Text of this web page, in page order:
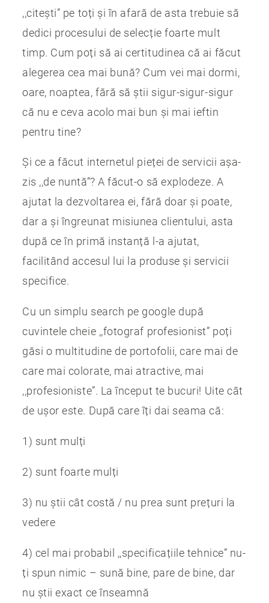
,,citești” pe toți și în afară de asta trebuie să
dedici procesului de selecție foarte mult
timp. Cum poți să ai certitudinea că ai făcut
alegerea cea mai bună? Cum vei mai dormi,
oare, noaptea, fără să știi sigur-sigur-sigur
că nu e ceva acolo mai bun și mai ieftin
pentru tine?
Și ce a făcut internetul pieței de servicii așa-
zis ,,de nuntă”? A făcut-o să explodeze. A
ajutat la dezvoltarea ei, fără doar și poate,
dar a și îngreunat misiunea clientului, asta
după ce în primă instanță l-a ajutat,
facilitând accesul lui la produse și servicii
specifice.
Cu un simplu search pe google după
cuvintele cheie ,,fotograf profesionist” poți
găsi o multitudine de portofolii, care mai de
care mai colorate, mai atractive, mai
,,profesioniste”. La început te bucuri! Uite cât
de ușor este. După care îți dai seama că:
1) sunt mulți
2) sunt foarte mulți
3) nu știi cât costă / nu prea sunt prețuri la
vedere
4) cel mai probabil ,,specificațiile tehnice” nu-
ți spun nimic – sună bine, pare de bine, dar
nu știi exact ce înseamnă